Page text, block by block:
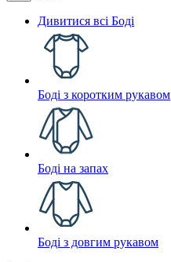
Дивитися всі Боді
Боді з коротким рукавом
Боді на запах
Боді з довгим рукавом